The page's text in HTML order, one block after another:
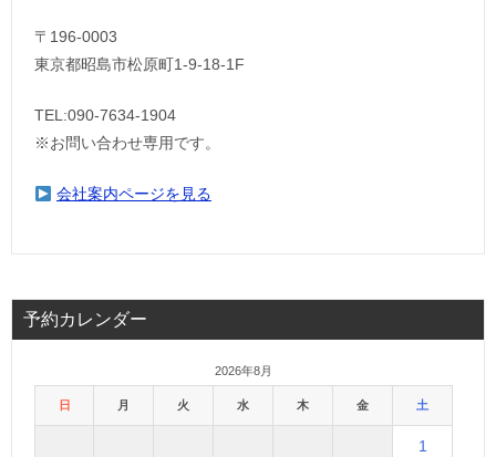
〒196-0003
東京都昭島市松原町1-9‐18‐1F
TEL:090-7634-1904
※お問い合わせ専用です。
会社案内ページを見る
予約カレンダー
2026年8月
日 月 火 水 木 金 土
1